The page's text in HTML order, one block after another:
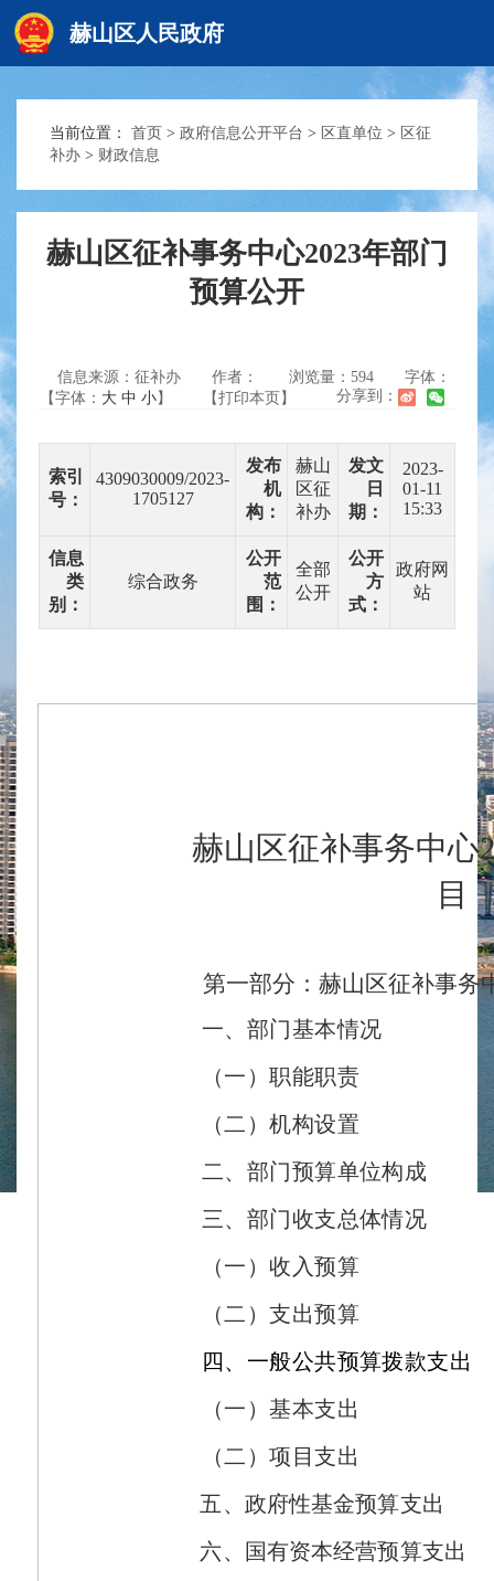
赫山区人民政府
赫山首页
信息公开
互动交流
当前位置： 首页 > 政府信息公开平台 > 区直单位 > 区征
补办 > 财政信息
赫山区征补事务中心2023年部门
预算公开
信息来源：征补办 作者： 浏览量： 594
字体：
【字体： 大 中 小】 【打印本页】 分享到：
索引
号：
4309030009/2023-
1705127
发布
机
构：
赫山
区征
补办
发文
日
期：
2023-
01-11
15:33
信息
类
别：
综合政务
公开
范
围：
全部
公开
公开
方
式：
政府网
站
赫山区征补事务中心
目
第一部分：赫山区征补事务
一、部门基本情况
（一）职能职责
（二）机构设置
二、部门预算单位构成
三、部门收支总体情况
（一）收入预算
（二）支出预算
四、一般公共预算拨款支出
（一）基本支出
（二）项目支出
五、政府性基金预算支出
六、国有资本经营预算支出